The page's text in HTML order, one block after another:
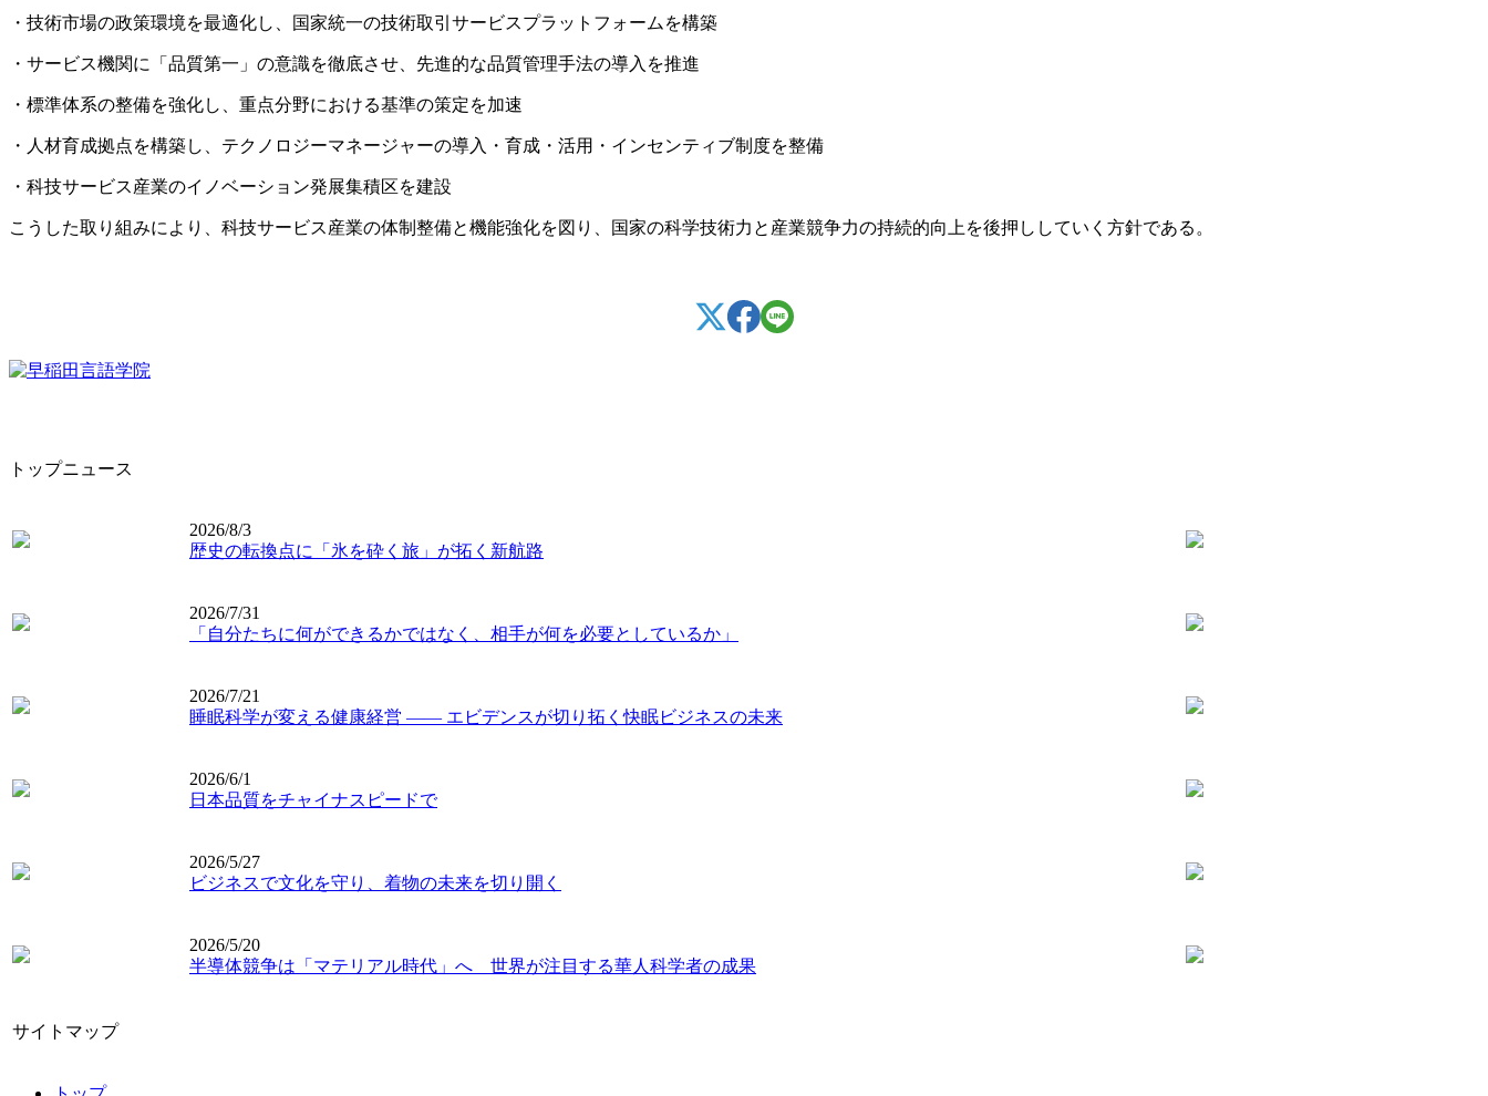
・技術市場の政策環境を最適化し、国家統一の技術取引サービスプラットフォームを構築
・サービス機関に「品質第一」の意識を徹底させ、先進的な品質管理手法の導入を推進
・標準体系の整備を強化し、重点分野における基準の策定を加速
・人材育成拠点を構築し、テクノロジーマネージャーの導入・育成・活用・インセンティブ制度を整備
・科技サービス産業のイノベーション発展集積区を建設
こうした取り組みにより、科技サービス産業の体制整備と機能強化を図り、国家の科学技術力と産業競争力の持続的向上を後押ししていく方針である。
トップニュース
2026/8/3
歴史の転換点に「氷を砕く旅」が拓く新航路
2026/7/31
「自分たちに何ができるかではなく、相手が何を必要としているか」
2026/7/21
睡眠科学が変える健康経営 ―― エビデンスが切り拓く快眠ビジネスの未来
2026/6/1
日本品質をチャイナスピードで
2026/5/27
ビジネスで文化を守り、着物の未来を切り開く
2026/5/20
半導体競争は「マテリアル時代」へ 世界が注目する華人科学者の成果
サイトマップ